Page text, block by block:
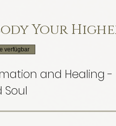
Your
verfügbar
and Healing -
Soul